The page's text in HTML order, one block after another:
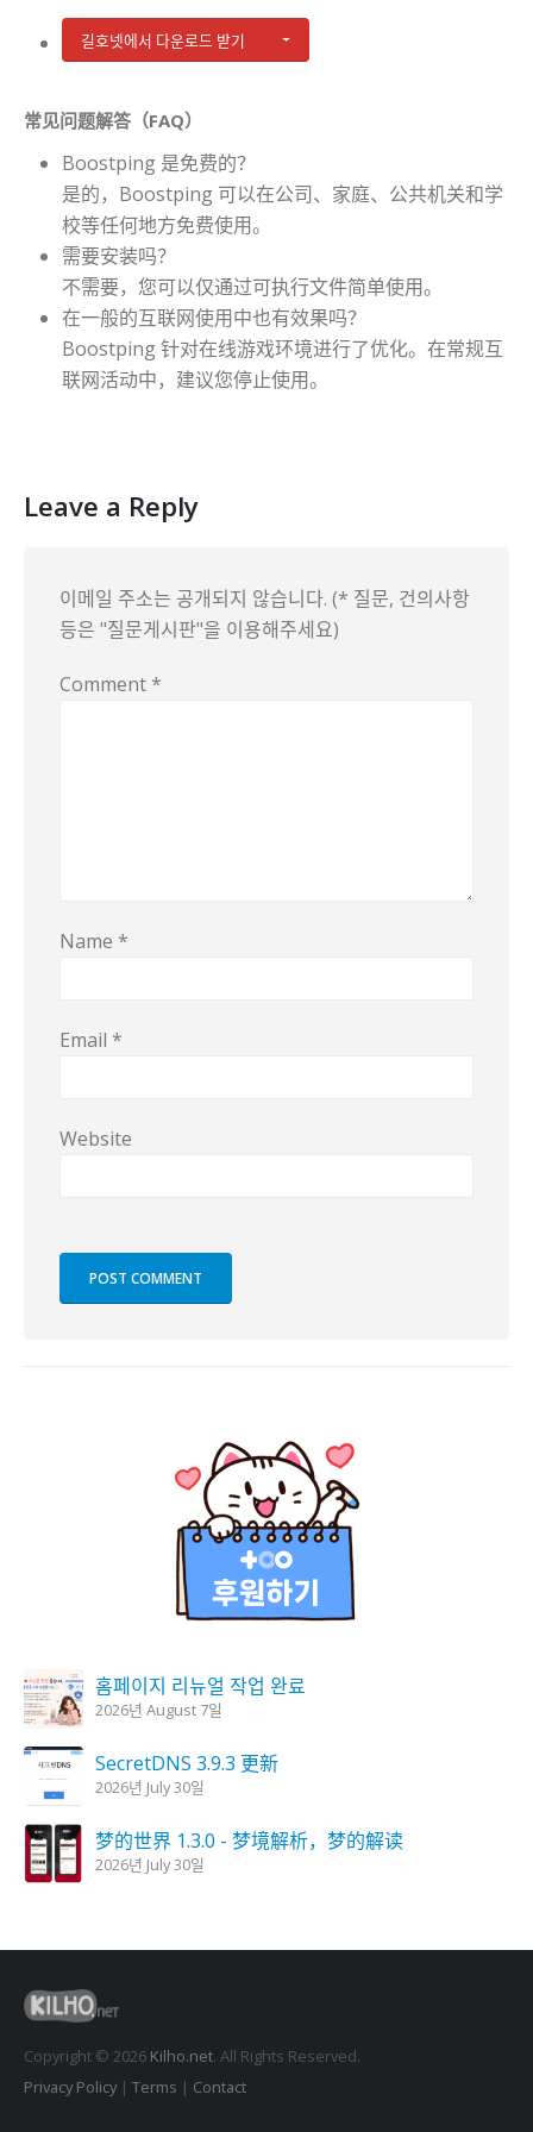
길호넷에서 다운로드 받기
常见问题解答（FAQ）
Boostping 是免费的？
是的，Boostping 可以在公司、家庭、公共机关和学
校等任何地方免费使用。
需要安装吗？
不需要，您可以仅通过可执行文件简单使用。
在一般的互联网使用中也有效果吗？
Boostping 针对在线游戏环境进行了优化。在常规互
联网活动中，建议您停止使用。
Leave a Reply
이메일 주소는 공개되지 않습니다. (* 질문, 건의사항
등은 "질문게시판"을 이용해주세요)
Comment *
Name *
Email *
Website
홈페이지 리뉴얼 작업 완료
2026년 August 7일
SecretDNS 3.9.3 更新
2026년 July 30일
梦的世界 1.3.0 - 梦境解析，梦的解读
2026년 July 30일
妖怪蜡烛 1.6.0 更新
2026년 July 23일
Copyright © 2026 Kilho.net. All Rights Reserved.
Privacy Policy| Terms | Contact